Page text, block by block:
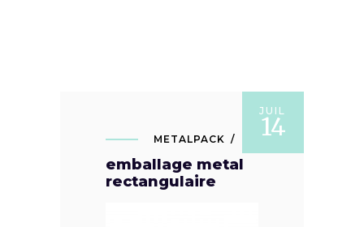
JUIL
14
METALPACK
emballage metal
rectangulaire